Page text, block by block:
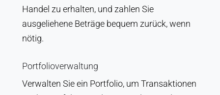
Handel zu erhalten, und zahlen Sie
ausgeliehene Beträge bequem zurück, wenn
nötig.
Portfolioverwaltung
Verwalten Sie ein Portfolio, um Transaktionen